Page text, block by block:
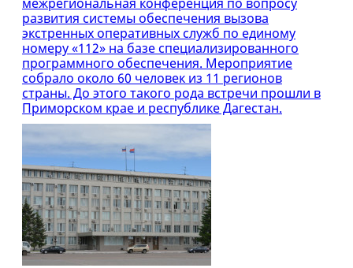
развития системы обеспечения вызова
экстренных оперативных служб по единому
номеру «112» на базе специализированного
программного обеспечения. Мероприятие
собрало около 60 человек из 11 регионов
страны. До этого такого рода встречи прошли в
Приморском крае и республике Дагестан.